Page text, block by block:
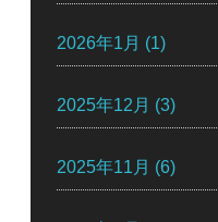
2026年1月 (1)
2025年12月 (3)
2025年11月 (6)